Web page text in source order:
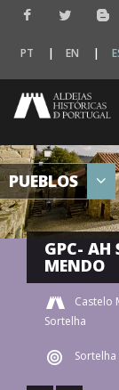
PT EN
PUEBLOS
GPC- AH
MENDO
Castelo
Sortelha
Sortelha